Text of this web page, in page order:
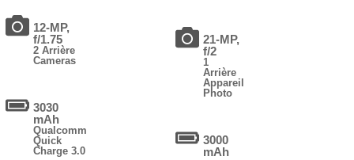
12-MP,
f/1.75
2 Arrière
Cameras
3030
mAh
Qualcomm
Quick
Charge 3.0
21-MP,
f/2
1
Arrière
Appareil
Photo
3000
mAh